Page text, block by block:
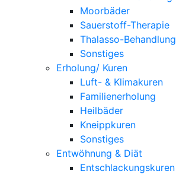
Moorbäder
Sauerstoff-Therapie
Thalasso-Behandlung
Sonstiges
Erholung/ Kuren
Luft- & Klimakuren
Familienerholung
Heilbäder
Kneippkuren
Sonstiges
Entwöhnung & Diät
Entschlackungskuren